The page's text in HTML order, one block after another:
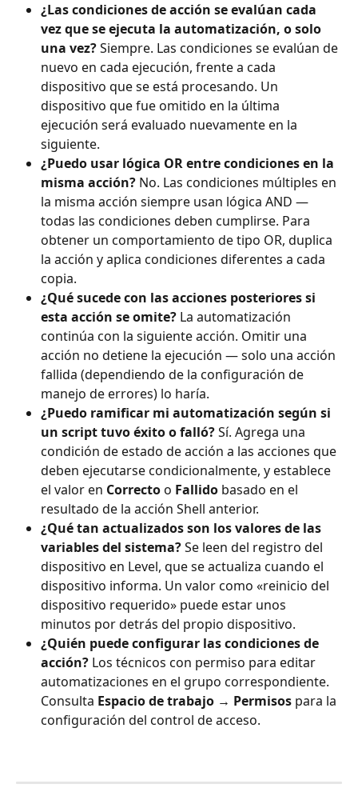
¿Las condiciones de acción se evalúan cada
vez que se ejecuta la automatización, o solo
una vez? Siempre. Las condiciones se evalúan de
nuevo en cada ejecución, frente a cada
dispositivo que se está procesando. Un
dispositivo que fue omitido en la última
ejecución será evaluado nuevamente en la
siguiente.
¿Puedo usar lógica OR entre condiciones en la
misma acción? No. Las condiciones múltiples en
la misma acción siempre usan lógica AND —
todas las condiciones deben cumplirse. Para
obtener un comportamiento de tipo OR, duplica
la acción y aplica condiciones diferentes a cada
copia.
¿Qué sucede con las acciones posteriores si
esta acción se omite? La automatización
continúa con la siguiente acción. Omitir una
acción no detiene la ejecución — solo una acción
fallida (dependiendo de la configuración de
manejo de errores) lo haría.
¿Puedo ramificar mi automatización según si
un script tuvo éxito o falló? Sí. Agrega una
condición de estado de acción a las acciones que
deben ejecutarse condicionalmente, y establece
el valor en Correcto o Fallido basado en el
resultado de la acción Shell anterior.
¿Qué tan actualizados son los valores de las
variables del sistema? Se leen del registro del
dispositivo en Level, que se actualiza cuando el
dispositivo informa. Un valor como «reinicio del
dispositivo requerido» puede estar unos
minutos por detrás del propio dispositivo.
¿Quién puede configurar las condiciones de
acción? Los técnicos con permiso para editar
automatizaciones en el grupo correspondiente.
Consulta Espacio de trabajo → Permisos para la
configuración del control de acceso.